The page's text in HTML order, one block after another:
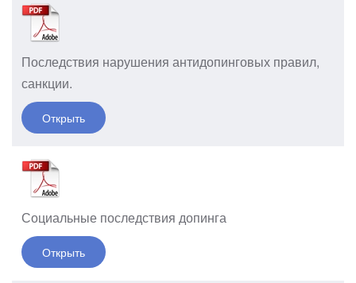
Последствия нарушения антидопинговых правил,
санкции.
Открыть
Социальные последствия допинга
Открыть